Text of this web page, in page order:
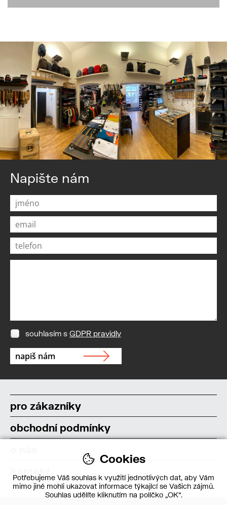
Napište nám
souhlasím s GDPR pravidly
pro zákazníky
obchodní podmínky
Cookies
Potřebujeme Váš souhlas k využití jednotlivých dat, aby Vám
mimo jiné mohli ukazovat informace týkající se Vašich zájmů.
Souhlas udělíte kliknutím na políčko „OK“.